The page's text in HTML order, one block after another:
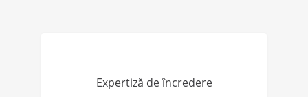
Expertiză de încredere